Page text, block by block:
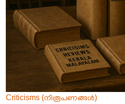
Criticisms (നിരൂപണങ്ങൾ)